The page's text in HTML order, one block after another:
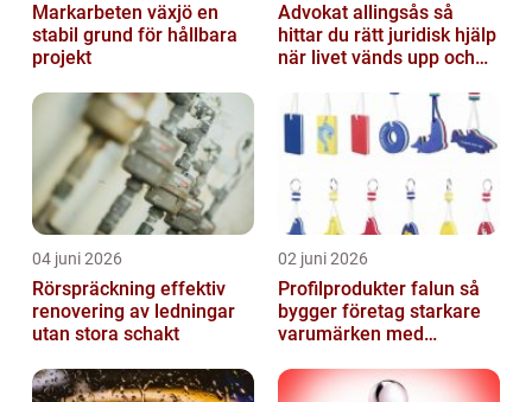
Markarbeten växjö en
stabil grund för hållbara
projekt
Advokat allingsås så
hittar du rätt juridisk hjälp
när livet vänds upp och
04 juni 2026
Rörspräckning effektiv
renovering av ledningar
utan stora schakt
02 juni 2026
Profilprodukter falun så
bygger företag starkare
varumärken med